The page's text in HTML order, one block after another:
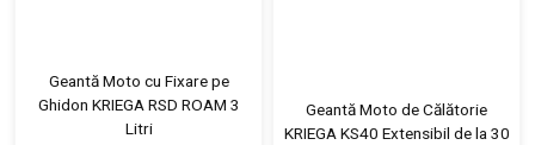
Geantă Moto cu Fixare pe
Ghidon KRIEGA RSD ROAM 3
Litri
Geantă Moto de Călătorie
KRIEGA KS40 Extensibil de la 30